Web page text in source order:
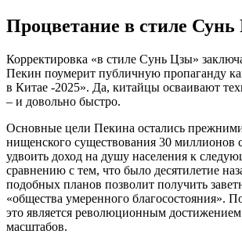
Процветание в стиле
Корректировка «в стиле Сунь Цзы»
Пекин поумерит публичную пропаганду
в Китае -2025». Да, китайцы осваивают
– и довольно быстро.
Основные цели Пекина остались
нищенского существования 30 миллионов
удвоить доход на душу населения к
сравнению с тем, что было десятилетие
подобных планов позволит получить
«общества умеренного благосостояния».
это является революционным
масштабов.